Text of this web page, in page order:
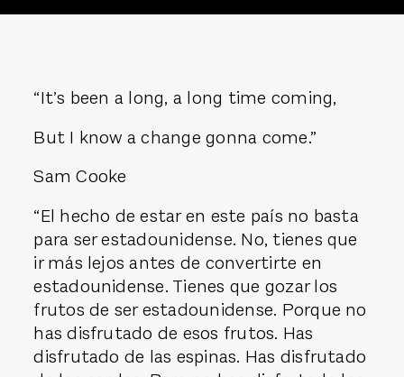
“It’s been a long, a long time coming,
But I know a change gonna come.”
Sam Cooke
“El hecho de estar en este país no basta
para ser estadounidense. No, tienes que
ir más lejos antes de convertirte en
estadounidense. Tienes que gozar los
frutos de ser estadounidense. Porque no
has disfrutado de esos frutos. Has
disfrutado de las espinas. Has disfrutado